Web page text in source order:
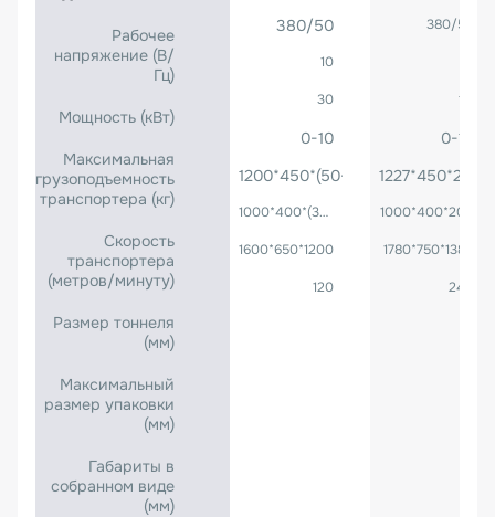
Рабочее
напряжение (B/
Гц)
Мощность (кВт)
Максимальная
грузоподъемность
транспортера (кг)
Скорость
транспортера
(метров/минуту)
Размер тоннеля
(мм)
Максимальный
размер упаковки
(мм)
Габариты в
собранном виде
(мм)
380/50
10
30
0-10
1200*450*(50-350)
1000*400*(30-300)
1600*650*1200
120
380/50
10
0-10
1227*450*250
1000*400*200
1780*750*1380
240